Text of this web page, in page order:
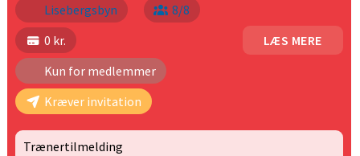
Lisebergsbyn
8/8
0 kr.
Kun for medlemmer
Kræver invitation
LÆS MERE
Trænertilmelding